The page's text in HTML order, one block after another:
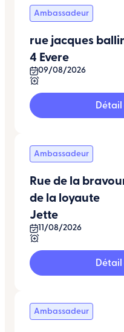
Ambassadeur
rue jacques
4 Evere
09/08/2026
Ambassadeur
Rue de la
de la loyaute
Jette
11/08/2026
Ambassadeur